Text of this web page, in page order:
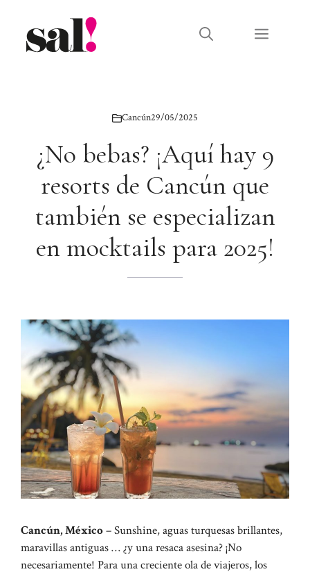
contenido
Menú
Cancún29/05/2025
¿No bebas? ¡Aquí hay 9
resorts de Cancún que
también se especializan
en mocktails para 2025!
Cancún, México– Sunshine, aguas turquesas brillantes,
maravillas antiguas … ¿y una resaca asesina? ¡No
necesariamente! Para una creciente ola de viajeros, los